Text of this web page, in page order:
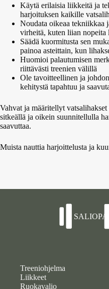
Käytä erilaisia liikkeitä ja
harjoituksen kaikille
Noudata oikeaa tekniikkaa
virheitä, kuten liian nopeita
Säädä kuormitusta sen
painoa asteittain, kun
Huomioi palautumisen
riittävästi treenien välillä
Ole tavoitteellinen ja
kehitystä tapahtuu ja
Vahvat ja määritellyt
sitkeällä ja oikein suunnitellulla
saavuttaa.
Muista nauttia harjoittelusta ja
Treeniohjelma
Liikkeet
Ruokavalio